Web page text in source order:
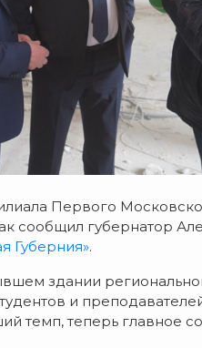
Первого
сообщил губернатор
Губерния».
здании
и
темп, теперь главное